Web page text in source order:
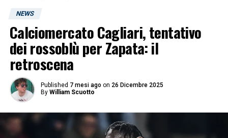
NEWS
Calciomercato Cagliari, tentativo
dei rossoblù per Zapata: il
retroscena
Published 7 mesi ago on 26 Dicembre 2025
By William Scuotto